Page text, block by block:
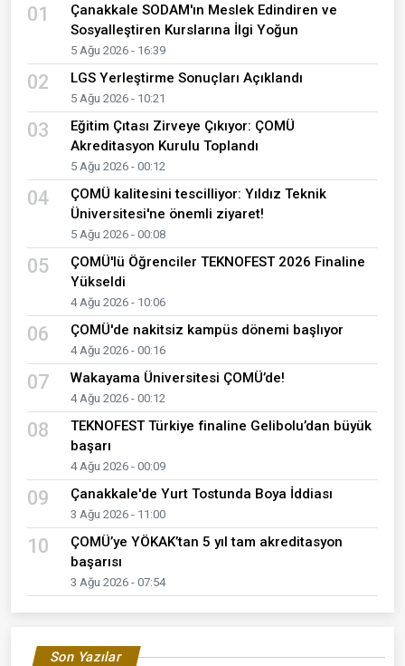
01
Çanakkale SODAM'ın Meslek Edindiren ve
Sosyalleştiren Kurslarına İlgi Yoğun
5 Ağu 2026 - 16:39
02 LGS Yerleştirme Sonuçları Açıklandı
5 Ağu 2026 - 10:21
03
Eğitim Çıtası Zirveye Çıkıyor: ÇOMÜ
Akreditasyon Kurulu Toplandı
5 Ağu 2026 - 00:12
04
ÇOMÜ kalitesini tescilliyor: Yıldız Teknik
Üniversitesi'ne önemli ziyaret!
5 Ağu 2026 - 00:08
05
ÇOMÜ'lü Öğrenciler TEKNOFEST 2026 Finaline
Yükseldi
4 Ağu 2026 - 10:06
06 ÇOMÜ'de nakitsiz kampüs dönemi başlıyor
4 Ağu 2026 - 00:16
07 Wakayama Üniversitesi ÇOMÜ’de!
4 Ağu 2026 - 00:12
08
TEKNOFEST Türkiye finaline Gelibolu’dan büyük
başarı
4 Ağu 2026 - 00:09
09 Çanakkale'de Yurt Tostunda Boya İddiası
3 Ağu 2026 - 11:00
10
ÇOMÜ’ye YÖKAK’tan 5 yıl tam akreditasyon
başarısı
3 Ağu 2026 - 07:54
Son Yazılar